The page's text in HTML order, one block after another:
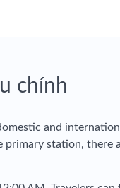
chính
and
primary station,